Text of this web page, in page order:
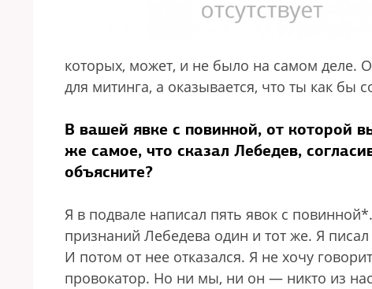
которых, может, и не было на самом деле.
для митинга, а оказывается, что ты как бы
В вашей явке с повинной, от которой
же самое, что сказал Лебедев,
объясните?
Я в подвале написал пять явок с
признаний Лебедева один и тот же. Я
И потом от нее отказался. Я не хочу
провокатор. Но ни мы, ни он — никто из